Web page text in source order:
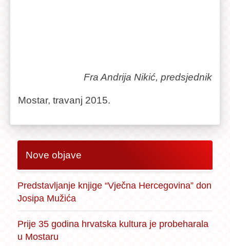
Fra Andrija Nikić, predsjednik
Mostar, travanj 2015.
Nove objave
Predstavljanje knjige “Vječna Hercegovina” don
Josipa Mužića
Prije 35 godina hrvatska kultura je probeharala
u Mostaru